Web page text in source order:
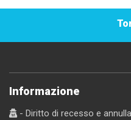
Informazione
- Diritto di recesso e